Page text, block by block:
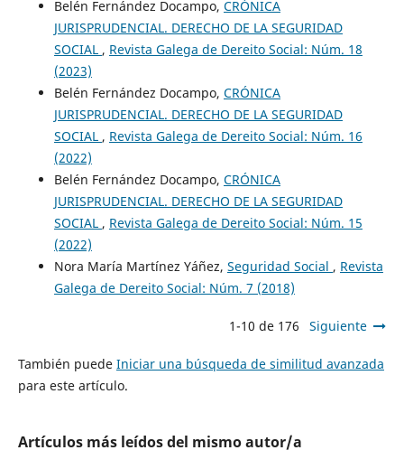
Belén Fernández Docampo, CRÓNICA
JURISPRUDENCIAL. DERECHO DE LA SEGURIDAD
SOCIAL , Revista Galega de Dereito Social: Núm. 18
(2023)
Belén Fernández Docampo, CRÓNICA
JURISPRUDENCIAL. DERECHO DE LA SEGURIDAD
SOCIAL , Revista Galega de Dereito Social: Núm. 16
(2022)
Belén Fernández Docampo, CRÓNICA
JURISPRUDENCIAL. DERECHO DE LA SEGURIDAD
SOCIAL , Revista Galega de Dereito Social: Núm. 15
(2022)
Nora María Martínez Yáñez, Seguridad Social , Revista
Galega de Dereito Social: Núm. 7 (2018)
1-10 de 176 Siguiente
También puede Iniciar una búsqueda de similitud avanzada
para este artículo.
Artículos más leídos del mismo autor/a